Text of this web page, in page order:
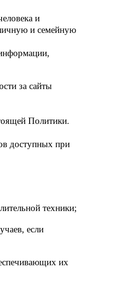
и
и семейную
за сайты
Политики.
доступных при
техники;
если
их